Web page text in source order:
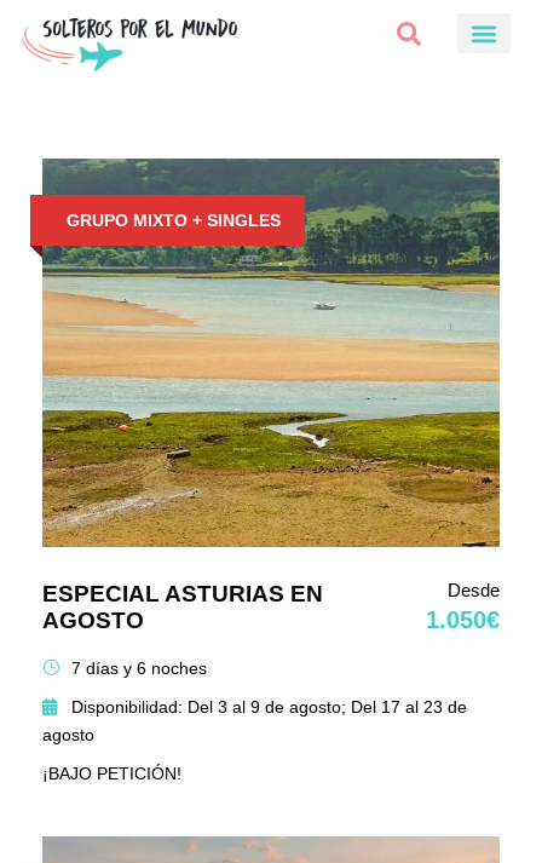
GRUPO MIXTO + SINGLES
ESPECIAL ASTURIAS EN
AGOSTO
Desde
1.050€
7 días y 6 noches
Disponibilidad: Del 3 al 9 de agosto; Del 17 al 23 de
agosto
¡BAJO PETICIÓN!